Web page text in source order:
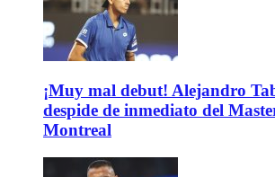
¡Muy mal debut! Alejandro
despide de inmediato del
Montreal